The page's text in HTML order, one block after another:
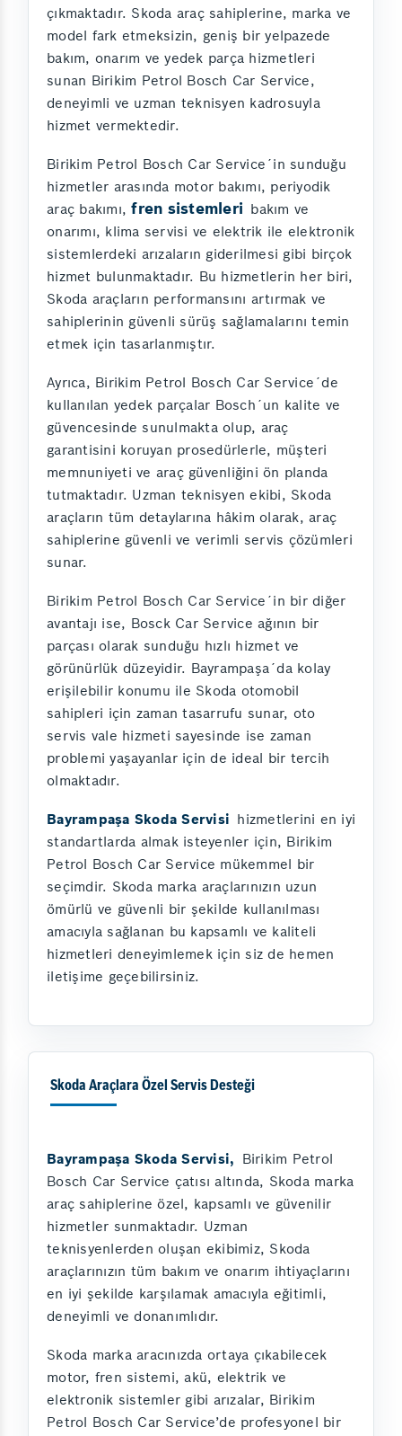
çıkmaktadır. Skoda araç sahiplerine, marka ve
model fark etmeksizin, geniş bir yelpazede
bakım, onarım ve yedek parça hizmetleri
sunan Birikim Petrol Bosch Car Service,
deneyimli ve uzman teknisyen kadrosuyla
hizmet vermektedir.
Birikim Petrol Bosch Car Service´in sunduğu
hizmetler arasında motor bakımı, periyodik
araç bakımı,fren sistemleri bakım ve
onarımı, klima servisi ve elektrik ile elektronik
sistemlerdeki arızaların giderilmesi gibi birçok
hizmet bulunmaktadır. Bu hizmetlerin her biri,
Skoda araçların performansını artırmak ve
sahiplerinin güvenli sürüş sağlamalarını temin
etmek için tasarlanmıştır.
Ayrıca, Birikim Petrol Bosch Car Service´de
kullanılan yedek parçalar Bosch´un kalite ve
güvencesinde sunulmakta olup, araç
garantisini koruyan prosedürlerle, müşteri
memnuniyeti ve araç güvenliğini ön planda
tutmaktadır. Uzman teknisyen ekibi, Skoda
araçların tüm detaylarına hâkim olarak, araç
sahiplerine güvenli ve verimli servis çözümleri
sunar.
Birikim Petrol Bosch Car Service´in bir diğer
avantajı ise, Bosck Car Service ağının bir
parçası olarak sunduğu hızlı hizmet ve
görünürlük düzeyidir. Bayrampaşa´da kolay
erişilebilir konumu ile Skoda otomobil
sahipleri için zaman tasarrufu sunar, oto
servis vale hizmeti sayesinde ise zaman
problemi yaşayanlar için de ideal bir tercih
olmaktadır.
Bayrampaşa Skoda Servisi hizmetlerini en iyi
standartlarda almak isteyenler için, Birikim
Petrol Bosch Car Service mükemmel bir
seçimdir. Skoda marka araçlarınızın uzun
ömürlü ve güvenli bir şekilde kullanılması
amacıyla sağlanan bu kapsamlı ve kaliteli
hizmetleri deneyimlemek için siz de hemen
iletişime geçebilirsiniz.
Skoda Araçlara Özel Servis Desteği
Bayrampaşa Skoda Servisi, Birikim Petrol
Bosch Car Service çatısı altında, Skoda marka
araç sahiplerine özel, kapsamlı ve güvenilir
hizmetler sunmaktadır. Uzman
teknisyenlerden oluşan ekibimiz, Skoda
araçlarınızın tüm bakım ve onarım ihtiyaçlarını
en iyi şekilde karşılamak amacıyla eğitimli,
deneyimli ve donanımlıdır.
Skoda marka aracınızda ortaya çıkabilecek
motor, fren sistemi, akü, elektrik ve
elektronik sistemler gibi arızalar, Birikim
Petrol Bosch Car Service’de profesyonel bir